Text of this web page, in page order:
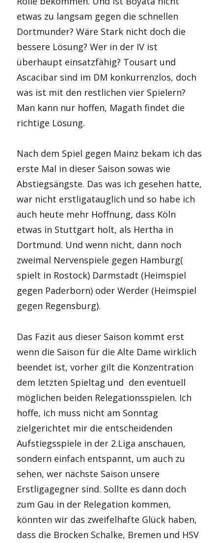
etwas zu langsam gegen die schnellen
Dortmunder? Wäre Stark nicht doch die
bessere Lösung? Wer in der IV ist
überhaupt einsatzfähig? Tousart und
Ascacibar sind im DM konkurrenzlos, doch
was ist mit den restlichen vier Spielern?
Man kann nur hoffen, Magath findet die
richtige Lösung.
Nach dem Spiel gegen Mainz bekam ich das
erste Mal in dieser Saison sowas wie
Abstiegsängste. Das was ich gesehen hatte,
war nicht erstligatauglich und so habe ich
auch heute mehr Hoffnung, dass Köln
etwas in Stuttgart holt, als Hertha in
Dortmund. Und wenn nicht, dann noch
zweimal Nervenspiele gegen Hamburg(
spielt in Rostock) Darmstadt (Heimspiel
gegen Paderborn) oder Werder (Heimspiel
gegen Regensburg).
Das Fazit aus dieser Saison kommt erst
wenn die Saison für die Alte Dame wirklich
beendet ist, vorher gilt die Konzentration
dem letzten Spieltag und den eventuell
möglichen beiden Relegationsspielen. Ich
hoffe, ich muss nicht am Sonntag
zielgerichtet mir die entscheidenden
Aufstiegsspiele in der 2.Liga anschauen,
sondern einfach entspannt, um auch zu
sehen, wer nächste Saison unsere
Erstligagegner sind. Sollte es dann doch
zum Gau in der Relegation kommen,
könnten wir das zweifelhafte Glück haben,
dass die Brocken Schalke, Bremen und HSV